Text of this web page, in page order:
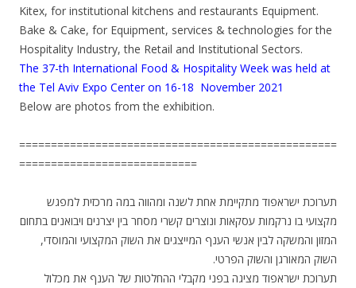
Kitex, for institutional kitchens and restaurants Equipment.
Bake & Cake, for Equipment, services & technologies for the
Hospitality Industry, the Retail and Institutional Sectors.
The 37-th International Food & Hospitality Week was held at
the Tel Aviv Expo Center on 16-18 November 2021
Below are photos from the exhibition.
==================================================
============================
תערוכת ישראפוד מתקיימת אחת לשנה ומהווה במה מרכזית למפגש
מקצועי בו נרקמות עסקאות ונוצרים קשרי מסחר בין יצרנים ויבואנים בתחום
המזון והמשקה לבין אנשי הענף המייצגים את השוק המקצועי והמוסדי,
השוק המאורגן והשוק הפרטי.
תערוכת ישראפוד מציגה בפני מקבלי ההחלטות של הענף את מכלול